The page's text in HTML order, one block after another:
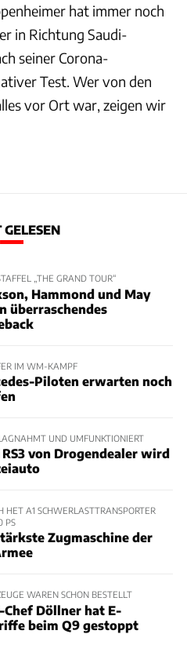
hat immer noch
in Richtung Saudi-
seiner Corona-
Test. Wer von den
vor Ort war, zeigen wir
GELESEN
„THE GRAND TOUR“
Hammond und May
überraschendes
IM WM-KAMPF
Piloten erwarten noch
UND UMFUNKTIONIERT
von Drogendealer wird
HET A1 SCHWERLASTTRANSPORTER
PS
Zugmaschine der
WAREN SCHON BESTELLT
Döllner hat E-
beim Q9 gestoppt